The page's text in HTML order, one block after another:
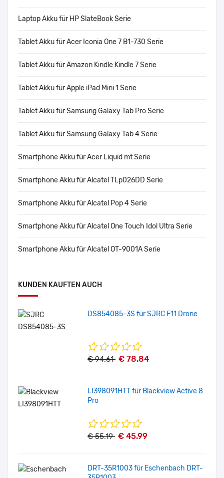
Laptop Akku für HP SlateBook Serie
Tablet Akku für Acer Iconia One 7 B1-730 Serie
Tablet Akku für Amazon Kindle Kindle 7 Serie
Tablet Akku für Apple iPad Mini 1 Serie
Tablet Akku für Samsung Galaxy Tab Pro Serie
Tablet Akku für Samsung Galaxy Tab 4 Serie
Smartphone Akku für Acer Liquid mt Serie
Smartphone Akku für Alcatel TLp026DD Serie
Smartphone Akku für Alcatel Pop 4 Serie
Smartphone Akku für Alcatel One Touch Idol Ultra Serie
Smartphone Akku für Alcatel OT-9001A Serie
KUNDEN KAUFTEN AUCH
DS854085-3S für SJRC F11 Drone
€ 94.61 € 78.84
LI398091HTT für Blackview Active 8
Pro
€ 55.19 € 45.99
DRT-35R1003 für Eschenbach DRT-